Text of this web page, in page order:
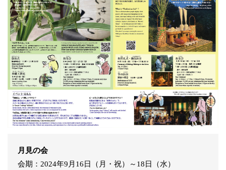
月見の会
会期：2024年9月16日（月・祝）～18日（水）